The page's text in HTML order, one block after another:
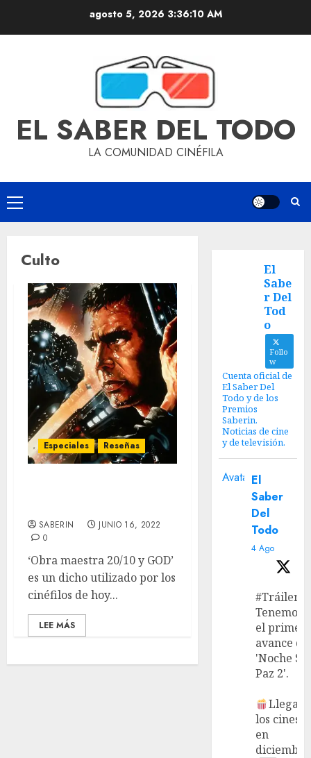
agosto 5, 2026 3:36:11 AM
EL SABER DEL TODO
LA COMUNIDAD CINÉFILA
Culto
Especiales Reseñas
SABERIN
JUNIO 16, 2022
0
‘Obra maestra 20/10 y GOD’
es un dicho utilizado por los
cinéfilos de hoy...
LEE MÁS
El
Sabe
r Del
Tod
o
Follo
w
Cuenta oficial de
El Saber Del
Todo y de los
Premios
Saberin.
Noticias de cine
y de televisión.
Avatar El
Saber
Del
Todo
4 Ago
#Tráiler
Tenemos
el primer
avance de
'Noche
Paz 2'.
Llega a
los cines
en